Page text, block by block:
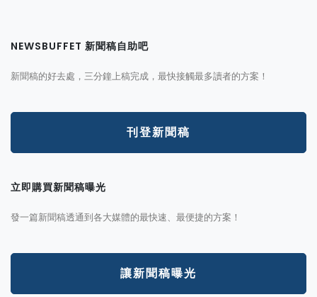
NEWSBUFFET 新聞稿自助吧
新聞稿的好去處，三分鐘上稿完成，最快接觸最多讀者的方案！
刊登新聞稿
立即購買新聞稿曝光
發一篇新聞稿透通到各大媒體的最快速、最便捷的方案！
讓新聞稿曝光